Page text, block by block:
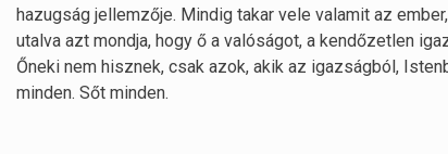
hazugság jellemzője. Mindig takar vele valamit az
utalva azt mondja, hogy ő a valóságot, a kendőzetlen
Őneki nem hisznek, csak azok, akik az igazságból,
minden. Sőt minden.